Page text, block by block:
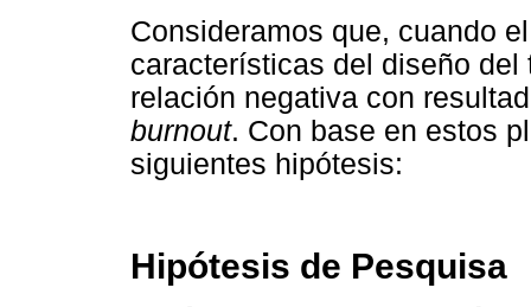
Consideramos que, cuando
características del diseño
relación negativa con
burnout. Con base en estos
siguientes hipótesis:
Hipótesis de Pesquisa